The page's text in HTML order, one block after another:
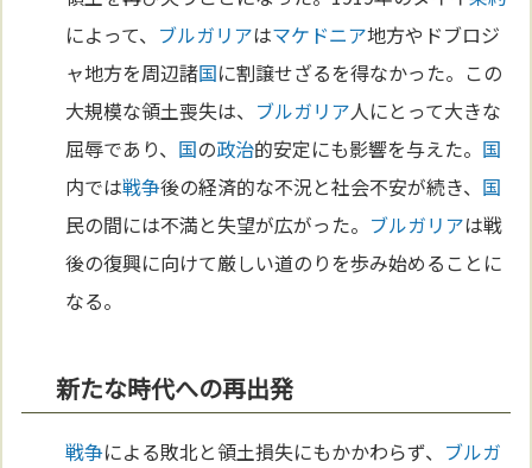
によって、 ブルガリアはマケドニア地方やドブロジ
ャ地方を周辺諸国に割譲せざるを得なかった。この
大規模な領土喪失は、 ブルガリア人にとって大きな
屈辱であり、 国の政治的安定にも影響を与えた。 国
内では戦争後の経済的な不況と社会不安が続き、 国
民の間には不満と失望が広がった。 ブルガリアは戦
後の復興に向けて厳しい道のりを歩み始めることに
なる。
新たな時代への再出発
戦争による敗北と領土損失にもかかわらず、 ブルガ